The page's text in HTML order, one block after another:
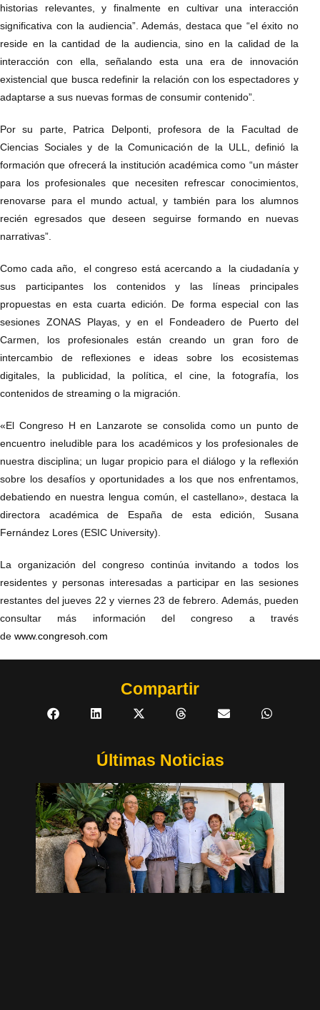
historias relevantes, y finalmente en cultivar una interacción
significativa con la audiencia”. Además, destaca que “el éxito no
reside en la cantidad de la audiencia, sino en la calidad de la
interacción con ella, señalando esta una era de innovación
existencial que busca redefinir la relación con los espectadores y
adaptarse a sus nuevas formas de consumir contenido”.
Por su parte, Patrica Delponti, profesora de la Facultad de
Ciencias Sociales y de la Comunicación de la ULL, definió la
formación que ofrecerá la institución académica como “un máster
para los profesionales que necesiten refrescar conocimientos,
renovarse para el mundo actual, y también para los alumnos
recién egresados que deseen seguirse formando en nuevas
narrativas”.
Como cada año, el congreso está acercando a la ciudadanía y
sus participantes los contenidos y las líneas principales
propuestas en esta cuarta edición. De forma especial con las
sesiones ZONAS Playas, y en el Fondeadero de Puerto del
Carmen, los profesionales están creando un gran foro de
intercambio de reflexiones e ideas sobre los ecosistemas
digitales, la publicidad, la política, el cine, la fotografía, los
contenidos de streaming o la migración.
«El Congreso H en Lanzarote se consolida como un punto de
encuentro ineludible para los académicos y los profesionales de
nuestra disciplina; un lugar propicio para el diálogo y la reflexión
sobre los desafíos y oportunidades a los que nos enfrentamos,
debatiendo en nuestra lengua común, el castellano», destaca la
directora académica de España de esta edición, Susana
Fernández Lores (ESIC University).
La organización del congreso continúa invitando a todos los
residentes y personas interesadas a participar en las sesiones
restantes del jueves 22 y viernes 23 de febrero. Además, pueden
consultar más información del congreso a través
de www.congresoh.com
Compartir
Últimas Noticias